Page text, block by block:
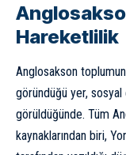
Hareketlilik
Anglosakson
göründüğü yer,
görüldüğünde. Tüm
kaynaklarından biri,